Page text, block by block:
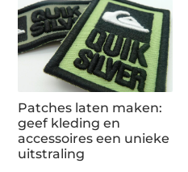
Patches laten maken:
geef kleding en
accessoires een unieke
uitstraling